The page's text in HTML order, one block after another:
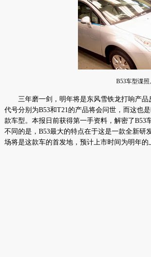
B53车型谍照
三年磨一剑，明年将是东风雪铁龙打响产品
代号分别为B53和T21的产品将会问世，而这也
款车型。本报日前获得第一手资料，解密了B53
不同的是，B53最大的特点在于这是一款全新研
场将是这款车的首发地，预计上市时间为明年